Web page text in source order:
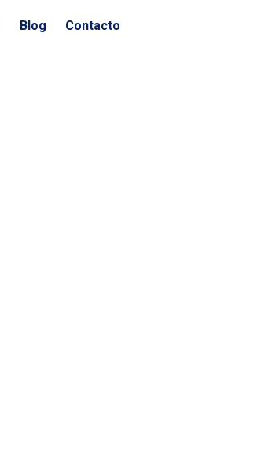
Blog Contacto